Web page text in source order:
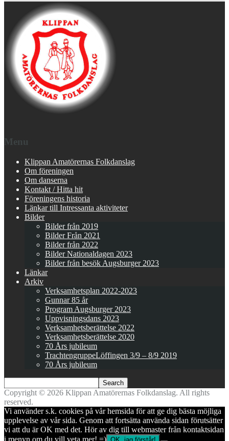
Menu
Klippan Amatörernas Folkdanslag
Om föreningen
Om danserna
Kontakt / Hitta hit
Föreningens historia
Länkar till Intressanta aktiviteter
Bilder
Bilder från 2019
Bilder Från 2021
Bilder från 2022
Bilder Nationaldagen 2023
Bilder från besök Augsburger 2023
Länkar
Arkiv
Verksamhetsplan 2022-2023
Gunnar 85 år
Program Augsburger 2023
Uppvisningsdans 2023
Verksamhetsberättelse 2022
Verksamhetsberättelse 2020
70 Års jubileum
TrachtengruppeLöffingen 3/9 – 8/9 2019
70 Års jubileum
Copyright © 2026 Klippan Amatörernas Folkdanslag. All rights
reserved.
Vi använder s.k. cookies på vår hemsida för att ge dig bästa möjliga
upplevelse av vår sida. Genom att fortsätta använda sidan förutsätter
vi att du är OK med det. Hör av dig till webmaster från kontaktsidan
i menyn om du vill veta mer! =)